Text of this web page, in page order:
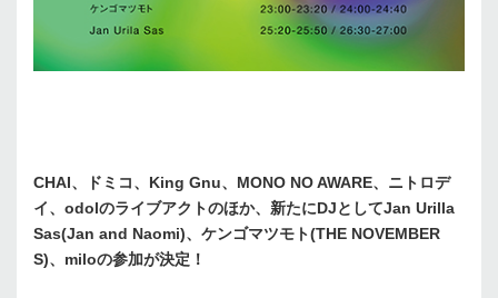
CHAI、ドミコ、King Gnu、MONO NO AWARE、ニトロデ
イ、odolのライブアクトのほか、新たにDJとしてJan Urilla
Sas(Jan and Naomi)、ケンゴマツモト(THE NOVEMBER
S)、miloの参加が決定！